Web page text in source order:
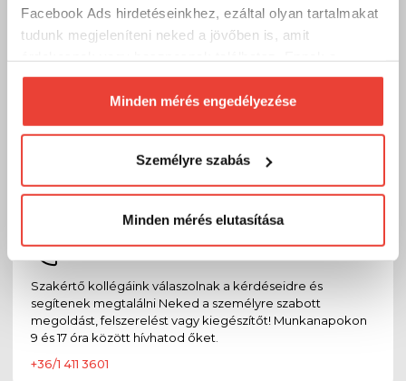
Facebook Ads hirdetéseinkhez, ezáltal olyan tartalmakat
tudunk megjeleníteni neked a jövőben is, amit
biztosításához arra kérünk, hogy engedd meg
számunkra minden mérés használatát.
Természetesensoha semmilyen formában nem fogunk
megváltoztathatod a döntésed ezzel kapcsolatban.
Előre is köszönjük!
Minden mérés engedélyezése
Személyre szabás
Minden mérés elutasítása
Szakértő szolgálat
Kérdésed van?
tudásodhoz, tapasztalatodhoz legjobban illő
Hívj és segítünk, hogy mivel tudsz sikeres lenni a parton vagy a
Kód:09998879
Telefon
Szakértő kollégáink válaszolnak a kérdéseidre és
segítenek megtalálni Neked a személyre szabott
megoldást, felszerelést vagy kiegészítőt! Munkanapokon
9 és 17 óra között hívhatod őket.
+36/1 411 3601